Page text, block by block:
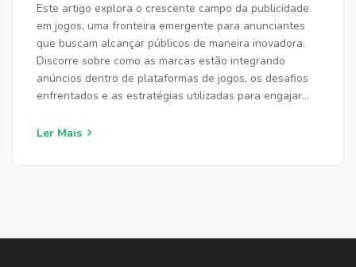
Este artigo explora o crescente campo da publicidade
em jogos, uma fronteira emergente para anunciantes
que buscam alcançar públicos de maneira inovadora.
Discorre sobre como as marcas estão integrando
anúncios dentro de plataformas de jogos, os desafios
enfrentados e as estratégias utilizadas para engajar
disso, aborda as tendências futuras e o potencial de
Ler Mais